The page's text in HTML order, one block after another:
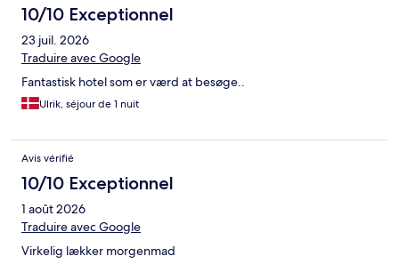
10/10 Exceptionnel
23 juil. 2026
Traduire avec Google
Fantastisk hotel som er værd at besøge..
Ulrik, séjour de 1 nuit
Avis vérifié
10/10 Exceptionnel
1 août 2026
Traduire avec Google
Virkelig lækker morgenmad